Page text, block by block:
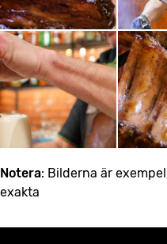
Notera: Bilderna är
exakta